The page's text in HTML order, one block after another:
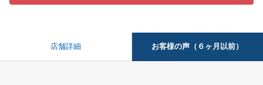
店舗詳細 お客様の声（６ヶ月以前）